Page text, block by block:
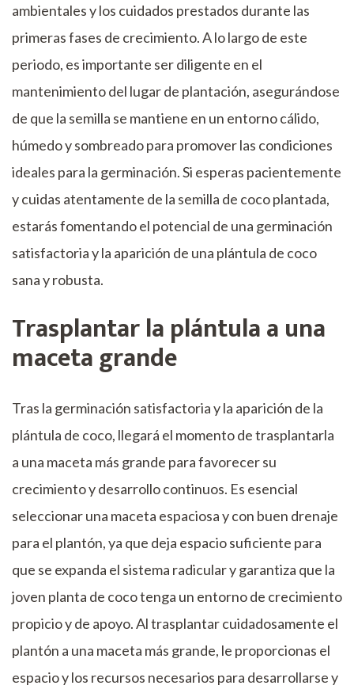
ambientales y los cuidados prestados durante las
primeras fases de crecimiento. A lo largo de este
periodo, es importante ser diligente en el
mantenimiento del lugar de plantación, asegurándose
de que la semilla se mantiene en un entorno cálido,
húmedo y sombreado para promover las condiciones
ideales para la germinación. Si esperas pacientemente
y cuidas atentamente de la semilla de coco plantada,
estarás fomentando el potencial de una germinación
satisfactoria y la aparición de una plántula de coco
sana y robusta.
Trasplantar la plántula a una
maceta grande
Tras la germinación satisfactoria y la aparición de la
plántula de coco, llegará el momento de trasplantarla
a una maceta más grande para favorecer su
crecimiento y desarrollo continuos. Es esencial
seleccionar una maceta espaciosa y con buen drenaje
para el plantón, ya que deja espacio suficiente para
que se expanda el sistema radicular y garantiza que la
joven planta de coco tenga un entorno de crecimiento
propicio y de apoyo. Al trasplantar cuidadosamente el
plantón a una maceta más grande, le proporcionas el
espacio y los recursos necesarios para desarrollarse y